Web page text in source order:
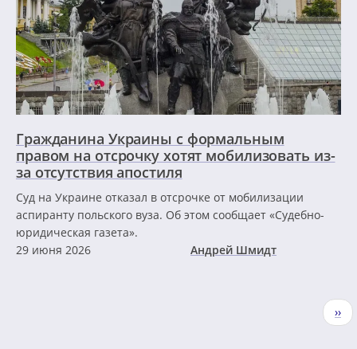
Гражданина Украины с формальным
правом на отсрочку хотят мобилизовать из-
за отсутствия апостиля
Суд на Украине отказал в отсрочке от мобилизации
аспиранту польского вуза. Об этом сообщает «Судебно-
юридическая газета».
29 июня 2026
Андрей Шмидт
››